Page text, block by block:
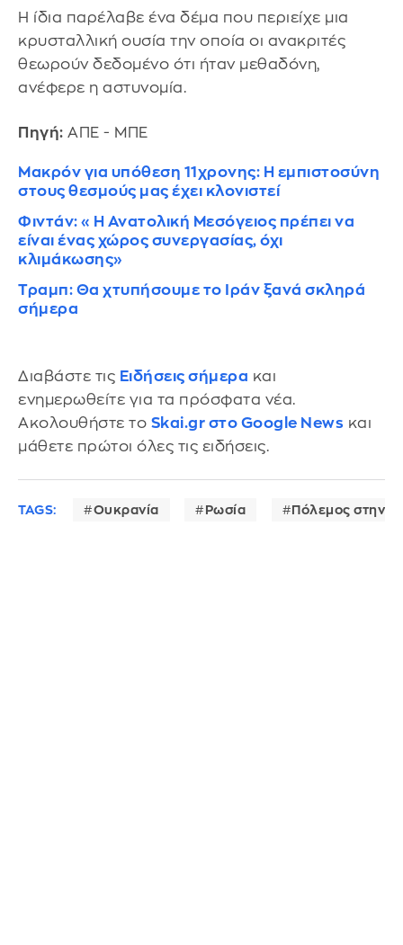
Η ίδια παρέλαβε ένα δέμα που περιείχε μια
κρυσταλλική ουσία την οποία οι ανακριτές
θεωρούν δεδομένο ότι ήταν μεθαδόνη,
ανέφερε η αστυνομία.
Πηγή: ΑΠΕ - ΜΠΕ
Μακρόν για υπόθεση 11χρονης: Η εμπιστοσύνη
στους θεσμούς μας έχει κλονιστεί
Φιντάν: «Η Ανατολική Μεσόγειος πρέπει να
είναι ένας χώρος συνεργασίας, όχι
κλιμάκωσης»
Τραμπ: Θα χτυπήσουμε το Ιράν ξανά σκληρά
σήμερα
Διαβάστε τις Ειδήσεις σήμερα και
ενημερωθείτε για τα πρόσφατα νέα.
Ακολουθήστε το Skai.gr στο Google News και
μάθετε πρώτοι όλες τις ειδήσεις.
TAGS: Ουκρανία Ρωσία Πόλεμος στην